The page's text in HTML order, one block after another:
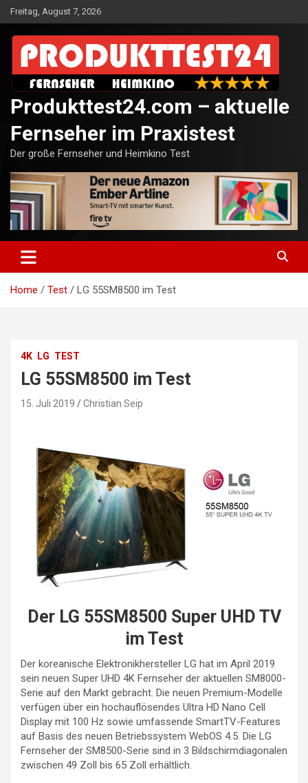
Skip
to
content
Freitag, August 7, 2026
Produkttest24.com – aktuelle
Fernseher im Praxistest
Der große Fernseher und Heimkino Test
Home Test LG 55SM8500 im Test
4K LG TEST
LG 55SM8500 im Test
15. Juli 2019 Christian Seip
Der LG 55SM8500 Super UHD TV
im Test
Der koreanische Elektronikhersteller LG hat im April 2019
sein neuen Super UHD 4K Fernseher der aktuellen SM8000-
Serie auf den Markt gebracht. Die neuen Premium-Modelle
verfügen über ein hochauflösendes Ultra HD Nano Cell
Display mit 100 Hz sowie umfassende SmartTV-Features
auf Basis des neuen Betriebssystem WebOS 4.5. Die LG
Fernseher der SM8500-Serie sind in 3 Bildschirmdiagonalen
zwischen 49 Zoll bis 65 Zoll erhältlich.